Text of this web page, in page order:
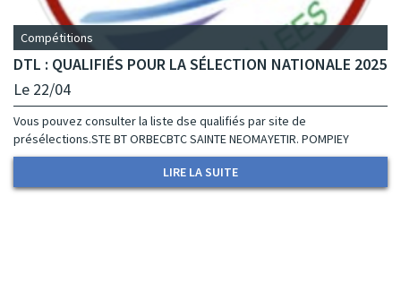
Compétitions
DTL : QUALIFIÉS POUR LA SÉLECTION NATIONALE 2025
Le 22/04
Vous pouvez consulter la liste dse qualifiés par site de
présélections.STE BT ORBECBTC SAINTE NEOMAYETIR. POMPIEY
LIRE LA SUITE